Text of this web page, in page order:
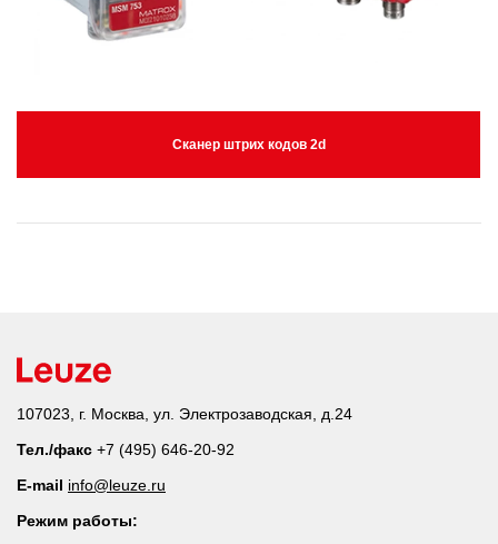
Сканер штрих кодов 2d
107023, г. Москва, ул. Электрозаводская, д.24
Тел./факс +7 (495) 646-20-92
E-mail info@leuze.ru
Режим работы: